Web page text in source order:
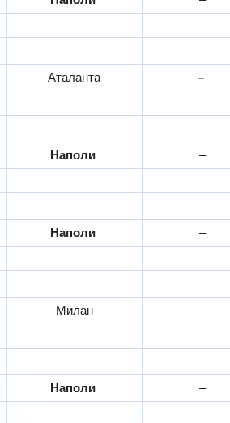
Аталанта –
Наполи –
Наполи –
Милан –
Наполи –